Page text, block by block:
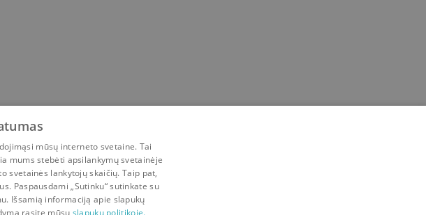
mūsų interneto svetaine. Tai
mums stebėti apsilankymų svetainėje
svetainės lankytojų skaičių. Taip pat,
Paspausdami „Sutinku“ sutinkate su
Išsamią informaciją apie slapukų
rasite mūsų slapukų politikoje.